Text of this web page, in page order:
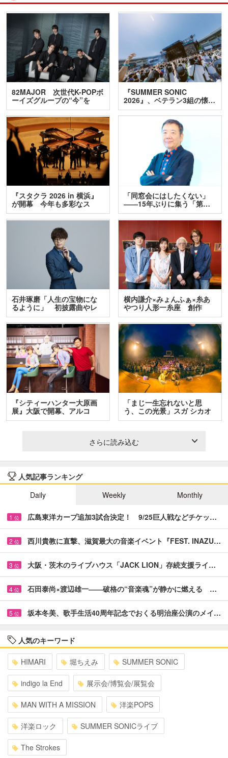
82MAJOR 次世代K-POPボ
ーイズグループの“今”を
訊…
『SUMMER SONIC
2026』、ベテラン3組の懐…
『スタクラ 2026 in 横浜』
が開幕 今年も多彩なス
テ…
「同窓会にはしたくない」
――15年ぶりに集う「第…
石井琢磨「人生の宝物にな
るように」 初披露曲やレ
ア…
横内謙介×みょんふぁ×糸あ
やつり人形一糸座 創作
人…
『シティーハンター大原画
展』大阪で開幕、アルコ
＆…
「まじ一生忘れないと思
う、この光景」スガ シカオ
と…
さらに読み込む
人気記事ランキング
Daily
Weekly Monthly
1 位 広島東洋カープ追加3試合決定！ 9/25巨人戦などチケッ…
2 位 西川貴教に直撃、滋賀最大の音楽イベント『FEST. INAZU…
3 位 大阪・茨木のライブハウス「JACK LION」存続支援ライ…
4 位 石田泰尚×渡辺雄一――破格の“音楽魂”が静かに燃える …
5 位 坂本冬美、歌手生活40周年記念でおくる明治座公演のメイ…
人気のキーワード
HIMARI 堀ちえみ SUMMER SONIC
indigo la End 展示会/博覧会/展覧会
MAN WITH A MISSION 洋楽POPS
洋楽ロック SUMMER SONICライブ
The Strokes